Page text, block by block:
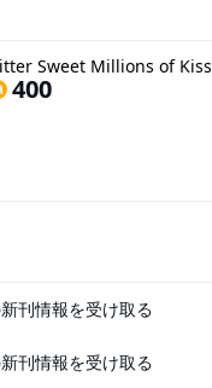
Sweet Millions of Kiss
400
刊情報を受け取る
刊情報を受け取る